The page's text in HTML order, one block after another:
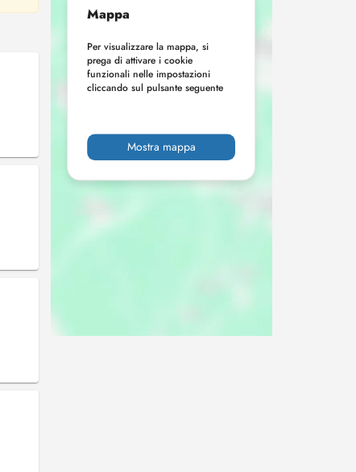
Mappa
Per visualizzare la mappa, si
prega di attivare i cookie
funzionali nelle impostazioni
cliccando sul pulsante seguente
Mostra mappa